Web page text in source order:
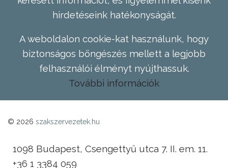
hirdetéseink hatékonyságát.
A weboldalon cookie-kat használunk, hogy
biztonságos böngészés mellett a legjobb
felhasználói élményt nyújthassuk.
További információk
© 2026 szakszervezetek.hu
1098 Budapest, Csengettyű utca 7. II. em. 11.
+36 1 3384 059